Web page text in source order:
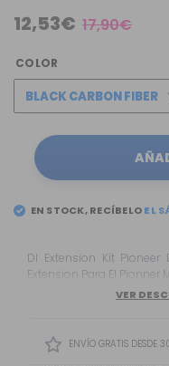
12,53€ 17,90€
COLOR
EN STOCK, RECÍBELO
Dl Extension Kit Pioneer Dovpo Dovpo Nos
Extension Para El Pionner
VER
ENVÍO GRATIS DESDE